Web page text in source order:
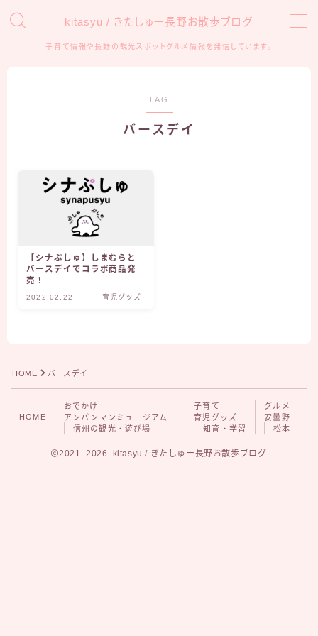
kitasyu / きたしゅー長野お散歩ブログ
子育て情報や長野の観光スポットグルメ情報を発信しています。
MENU
信州の観光・遊び場
育児グッズ
知育・学習
松本
TAG
バースデイ
【シナぷしゅ】しまむらと
バースデイでコラボ商品発
売！
2022.02.22 育児グッズ
HOME バースデイ
HOME
おでかけ
アンパンマンミュージアム
信州の観光・遊び場
子育て
育児グッズ
知育・学習
グルメ
安曇野
松本
2021–2026 kitasyu / きたしゅー長野お散歩ブログ